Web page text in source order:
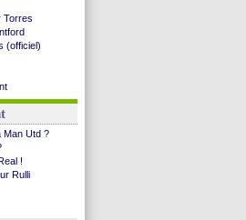
Torres
(officiel)
club
!
Utd
Uche
Aguerd
Man Utd ?
!
Rulli